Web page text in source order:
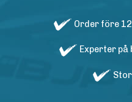
Order före
Experter på